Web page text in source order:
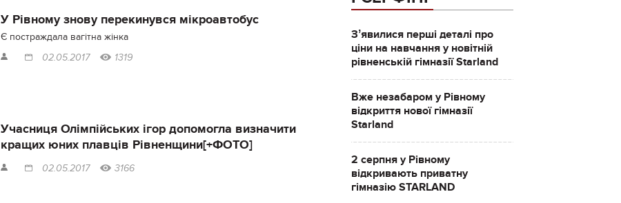
У Рівному знову перекинувся мікроавтобус
Є постраждала вагітна жінка
02.05.2017 1319
Учасниця Олімпійських ігор допомогла визначити
кращих юних плавців Рівненщини[+ФОТО]
02.05.2017 3166
Зʼявилися перші деталі про
ціни на навчання у новітній
рівненській гімназії Starland
Вже незабаром у Рівному
відкриття нової гімназії
Starland
2 серпня у Рівному
відкривають приватну
гімназію STARLAND